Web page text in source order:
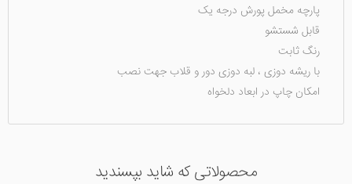
پارچه مخمل پورش درجه یک
قابل شستشو
رنگ ثابت
با ریشه دوزی ، لبه دوزی دور و قلاب جهت نصب
امکان چاپ در ابعاد دلخواه
محصولاتی که شاید بپسندید